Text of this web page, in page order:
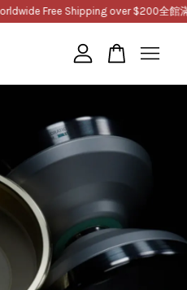
Free Shipping over $200全館滿
還是空的。